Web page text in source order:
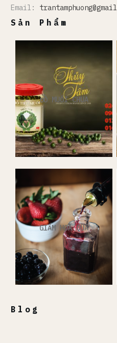
Email:
Sản Phẩm
ĐỒ MUỐI CHUA
GIẤM HOA QUẢ
Blog